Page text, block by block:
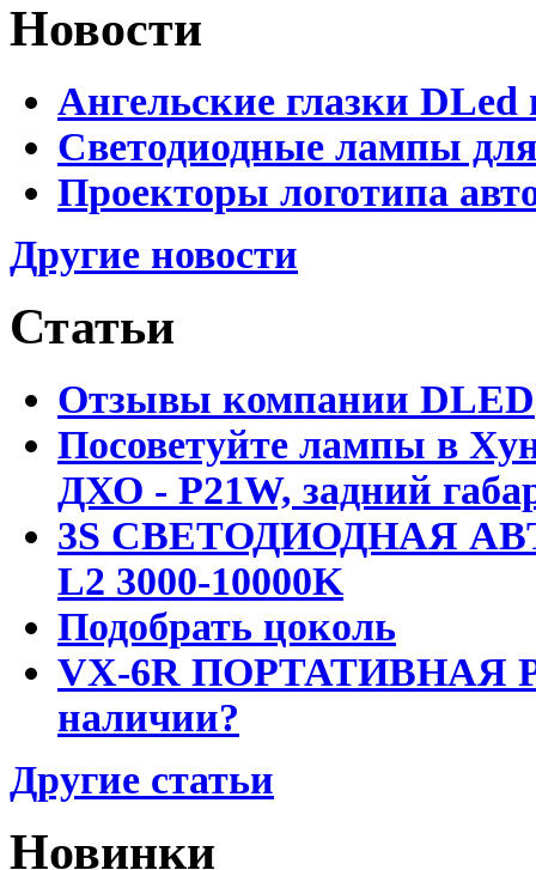
Новости
Ангельские глазки DLed
Светодиодные лампы
Проекторы логотипа
Другие новости
Статьи
Отзывы компании DLED
Посоветуйте лампы в
ДХО - P21W, задний
3S СВЕТОДИОДНАЯ
L2 3000-10000K
Подобрать цоколь
VX-6R ПОРТАТИВНАЯ
наличии?
Другие статьи
Новинки